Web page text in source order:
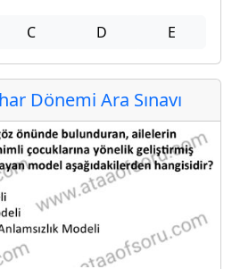
C D E
Dönemi Ara Sınavı